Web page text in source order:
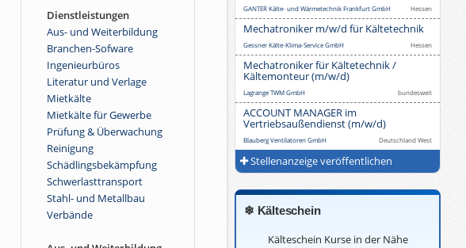
Dienstleistungen
Aus- und Weiterbildung
Branchen-Sofware
Ingenieurbüros
Literatur und Verlage
Mietkälte
Mietkälte für Gewerbe
Prüfung & Überwachung
Reinigung
Schädlingsbekämpfung
Schwerlasttransport
Stahl- und Metallbau
Verbände
GANTER Kälte- und Wärmetechnik Frankfurt GmbH Hessen
Mechatroniker m/w/d für Kältetechnik
Gessner Kälte-Klima-Service GmbH Hessen
Mechatroniker für Kältetechnik /
Kältemonteur (m/w/d)
Lagrange TWM GmbH bundesweit
ACCOUNT MANAGER im
Vertriebsaußendienst (m/w/d)
Blauberg Ventilatoren GmbH Deutschland West
Stellenanzeige veröffentlichen
❄ Kälteschein
Kälteschein Kurse in der Nähe